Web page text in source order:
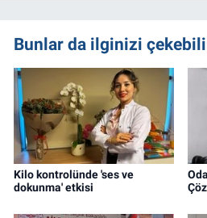
Bunlar da ilginizi
Kilo kontrolünde 'ses ve
dokunma' etkisi